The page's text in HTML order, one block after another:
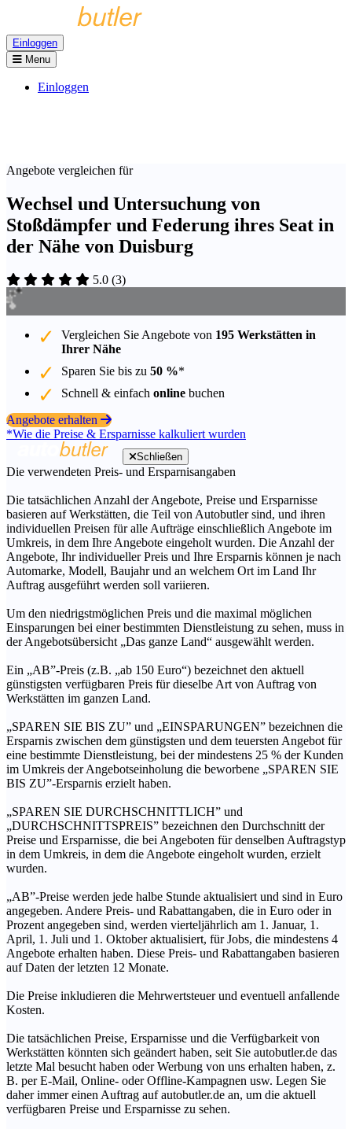
Einloggen
Menu
Einloggen
Angebote vergleichen für
Wechsel und Untersuchung von
Stoßdämpfer und Federung ihres Seat in
der Nähe von Duisburg
5.0 (3)
Vergleichen Sie Angebote von 195 Werkstätten in
Ihrer Nähe
Sparen Sie bis zu 50 %*
Schnell & einfach online buchen
Angebote erhalten
*Wie die Preise & Ersparnisse kalkuliert wurden
Schließen
Die verwendeten Preis- und Ersparnisangaben
Die tatsächlichen Anzahl der Angebote, Preise und Ersparnisse
basieren auf Werkstätten, die Teil von Autobutler sind, und ihren
individuellen Preisen für alle Aufträge einschließlich Angebote im
Umkreis, in dem Ihre Angebote eingeholt wurden. Die Anzahl der
Angebote, Ihr individueller Preis und Ihre Ersparnis können je nach
Automarke, Modell, Baujahr und an welchem Ort im Land Ihr
Auftrag ausgeführt werden soll variieren.
Um den niedrigstmöglichen Preis und die maximal möglichen
Einsparungen bei einer bestimmten Dienstleistung zu sehen, muss in
der Angebotsübersicht „Das ganze Land“ ausgewählt werden.
Ein „AB”-Preis (z.B. „ab 150 Euro“) bezeichnet den aktuell
günstigsten verfügbaren Preis für dieselbe Art von Auftrag von
Werkstätten im ganzen Land.
„SPAREN SIE BIS ZU” und „EINSPARUNGEN” bezeichnen die
Ersparnis zwischen dem günstigsten und dem teuersten Angebot für
eine bestimmte Dienstleistung, bei der mindestens 25 % der Kunden
im Umkreis der Angebotseinholung die beworbene „SPAREN SIE
BIS ZU”-Ersparnis erzielt haben.
„SPAREN SIE DURCHSCHNITTLICH” und
„DURCHSCHNITTSPREIS” bezeichnen den Durchschnitt der
Preise und Ersparnisse, die bei Angeboten für denselben Auftragstyp
in dem Umkreis, in dem die Angebote eingeholt wurden, erzielt
wurden.
„AB”-Preise werden jede halbe Stunde aktualisiert und sind in Euro
angegeben. Andere Preis- und Rabattangaben, die in Euro oder in
Prozent angegeben sind, werden vierteljährlich am 1. Januar, 1.
April, 1. Juli und 1. Oktober aktualisiert, für Jobs, die mindestens 4
Angebote erhalten haben. Diese Preis- und Rabattangaben basieren
auf Daten der letzten 12 Monate.
Die Preise inkludieren die Mehrwertsteuer und eventuell anfallende
Kosten.
Die tatsächlichen Preise, Ersparnisse und die Verfügbarkeit von
Werkstätten könnten sich geändert haben, seit Sie autobutler.de das
letzte Mal besucht haben oder Werbung von uns erhalten haben, z.
B. per E-Mail, Online- oder Offline-Kampagnen usw. Legen Sie
daher immer einen Auftrag auf autobutler.de an, um die aktuell
verfügbaren Preise und Ersparnisse zu sehen.